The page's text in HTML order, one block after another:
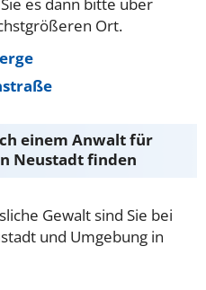
Ort.
einem Anwalt für
Neustadt finden
Gewalt sind Sie bei
und Umgebung in